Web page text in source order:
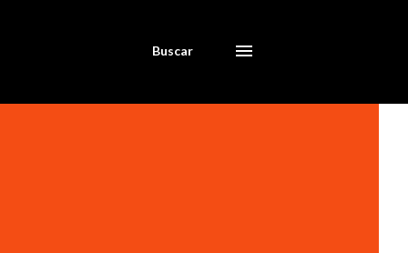
Buscar